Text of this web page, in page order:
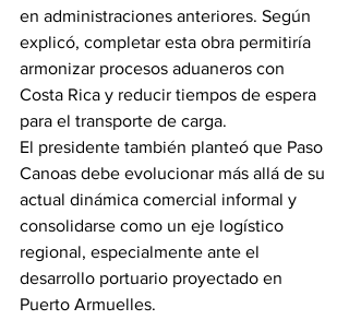
en administraciones anteriores. Según
explicó, completar esta obra permitiría
armonizar procesos aduaneros con
Costa Rica y reducir tiempos de espera
para el transporte de carga.
El presidente también planteó que Paso
Canoas debe evolucionar más allá de su
actual dinámica comercial informal y
consolidarse como un eje logístico
regional, especialmente ante el
desarrollo portuario proyectado en
Puerto Armuelles.